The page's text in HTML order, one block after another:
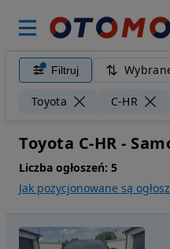
Filtruj
Toyota C-HR
Toyota C-HR -
Liczba ogłoszeń: 5
Jak pozycjonowane są